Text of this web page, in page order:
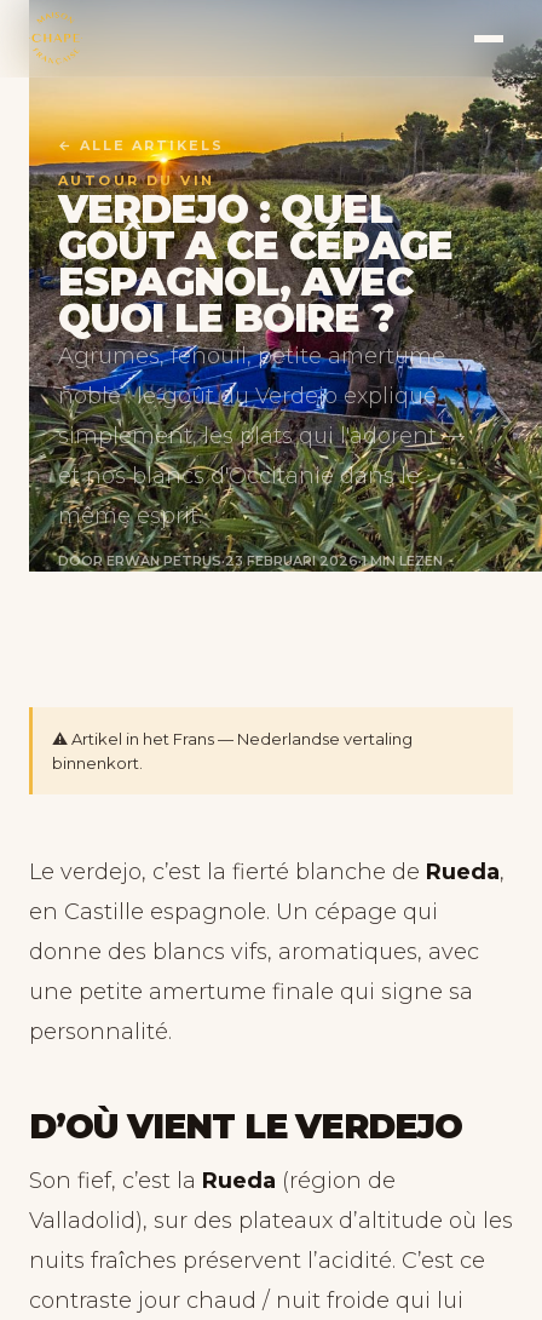
← ALLE ARTIKELS
AUTOUR DU VIN
VERDEJO : QUEL
GOÛT A CE CÉPAGE
ESPAGNOL, AVEC
QUOI LE BOIRE ?
Agrumes, fenouil, petite amertume
noble : le goût du Verdejo expliqué
simplement, les plats qui l'adorent —
et nos blancs d'Occitanie dans le
même esprit.
DOOR ERWAN PETRUS·23 FEBRUARI 2026·1 MIN LEZEN
⚠️ Artikel in het Frans — Nederlandse vertaling
binnenkort.
Le verdejo, c’est la fierté blanche de Rueda,
en Castille espagnole. Un cépage qui
donne des blancs vifs, aromatiques, avec
une petite amertume finale qui signe sa
personnalité.
D’OÙ VIENT LE VERDEJO
Son fief, c’est la Rueda (région de
Valladolid), sur des plateaux d’altitude où les
nuits fraîches préservent l’acidité. C’est ce
contraste jour chaud / nuit froide qui lui